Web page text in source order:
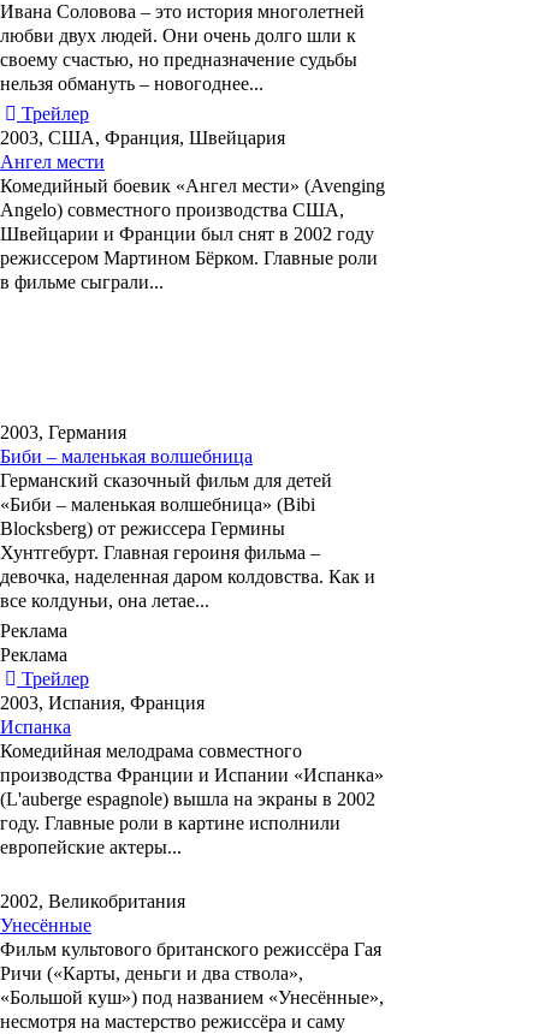
Ивана Соловова – это история многолетней
любви двух людей. Они очень долго шли к
своему счастью, но предназначение судьбы
нельзя обмануть – новогоднее...
Трейлер
2003, США, Франция, Швейцария
Ангел мести
Комедийный боевик «Ангел мести» (Avenging
Angelo) совместного производства США,
Швейцарии и Франции был снят в 2002 году
режиссером Мартином Бёрком. Главные роли
в фильме сыграли...
2003, Германия
Биби – маленькая волшебница
Германский сказочный фильм для детей
«Биби – маленькая волшебница» (Bibi
Blocksberg) от режиссера Гермины
Хунтгебурт. Главная героиня фильма –
девочка, наделенная даром колдовства. Как и
все колдуньи, она летае...
Реклама
Реклама
Трейлер
2003, Испания, Франция
Испанка
Комедийная мелодрама совместного
производства Франции и Испании «Испанка»
(L'auberge espagnole) вышла на экраны в 2002
году. Главные роли в картине исполнили
европейские актеры...
2002, Великобритания
Унесённые
Фильм культового британского режиссёра Гая
Ричи («Карты, деньги и два ствола»,
«Большой куш») под названием «Унесённые»,
несмотря на мастерство режиссёра и саму